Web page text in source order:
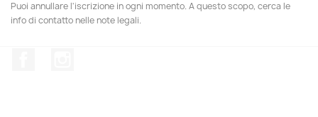
Puoi annullare l'iscrizione in ogni momento. A questo scopo, cerca le
info di contatto nelle note legali.